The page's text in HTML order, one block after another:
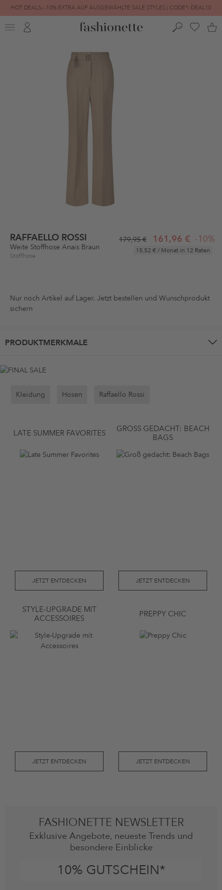
HOT DEALS: -10% EXTRA AUF AUSGEWÄHLTE SALE STYLES | CODE*: DEAL10
FINAL SALE | BIS ZU -80% REDUZIERT
RAFFAELLO ROSSI
Weite Stoffhose Anais Braun
Stoffhose
179,95 € 161,96 € -10%
15,52 € / Monat in 12 Raten
Nur noch Artikel auf Lager. Jetzt bestellen und Wunschprodukt
sichern
PRODUKTMERKMALE
Kleidung Hosen Raffaello Rossi
LATE SUMMER FAVORITES
JETZT ENTDECKEN
GROSS GEDACHT: BEACH B
AGS
JETZT ENTDECKEN
STYLE-UPGRADE MIT
ACCESSOIRES
JETZT ENTDECKEN
PREPPY CHIC
JETZT ENTDECKEN
FASHIONETTE NEWSLETTER
Exklusive Angebote, neueste Trends und
besondere Einblicke
10% GUTSCHEIN*